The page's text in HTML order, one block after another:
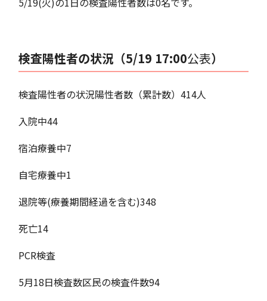
検査陽性者の状況（5/19 17:00公表）
検査陽性者の状況陽性者数（累計数）414人
入院中44
宿泊療養中7
自宅療養中1
退院等(療養期間経過を含む)348
死亡14
PCR検査
5月18日検査数区民の検査件数94